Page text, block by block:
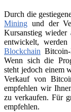
Durch die
Mining und der
Kursanstieg wieder
entwickelt,
Blockchain
Wenn sich die
steht jedoch einem
Verkauf von
empfehlen wir
zu verkaufen. Für
empfehlen.